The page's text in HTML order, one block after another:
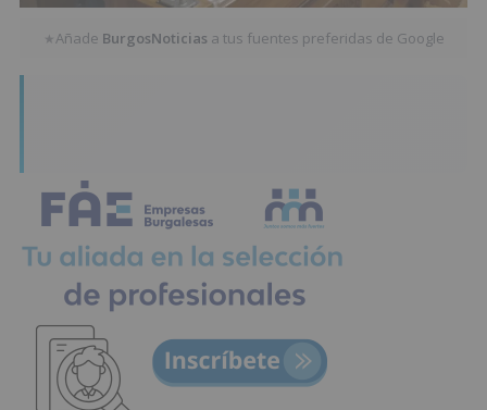
★Añade BurgosNoticias a tus fuentes preferidas de Google